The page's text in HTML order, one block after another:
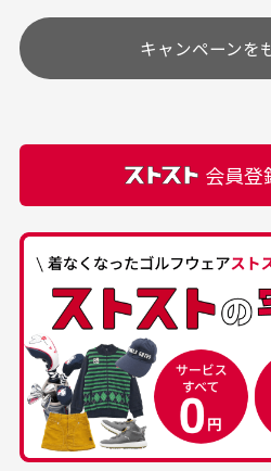
購入できました。状態も
最高でした。
30代男性
中古ゴルフウェアの
品揃えがすごい
土.日.祝日は定休日となって
その他の休日につきまして
頂きます。
カートの有効時間はあり
は自動的にカート内の商品
下さい。
お気に入り機能をご利用下
付属品について
付属品の記載につきまして
ある場合もございます。
経年劣化について
当店では商品の管理には細
すが、経年により素材の劣
生じている場合がございます
キャンペーンを
会員登